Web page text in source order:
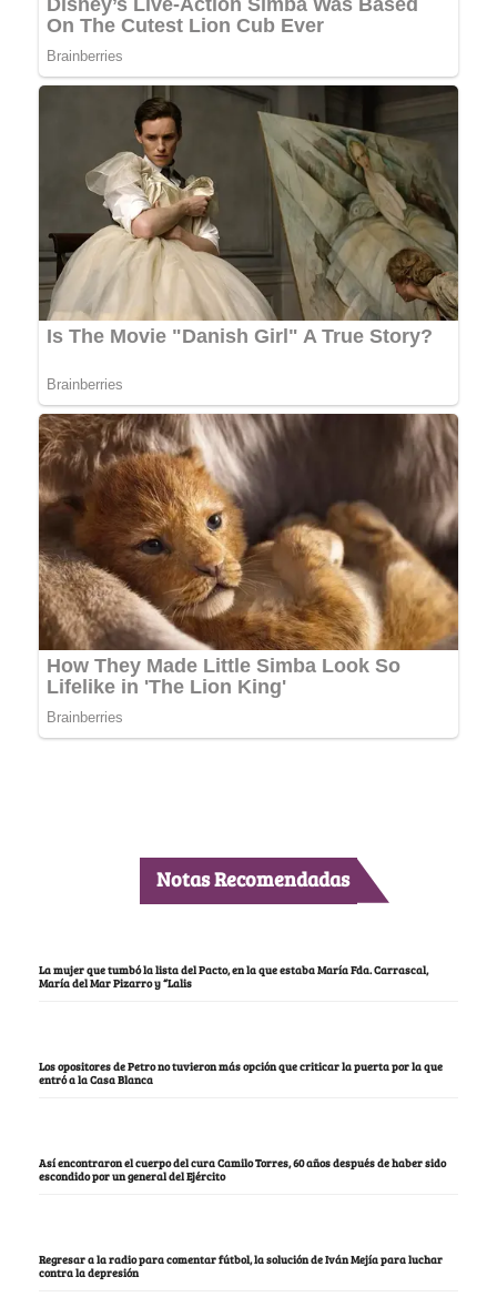
Notas Recomendadas
La mujer que tumbó la lista del Pacto, en la que estaba María Fda. Carrascal,
María del Mar Pizarro y “Lalis
Los opositores de Petro no tuvieron más opción que criticar la puerta por la que
entró a la Casa Blanca
Así encontraron el cuerpo del cura Camilo Torres, 60 años después de haber sido
escondido por un general del Ejército
Regresar a la radio para comentar fútbol, la solución de Iván Mejía para luchar
contra la depresión